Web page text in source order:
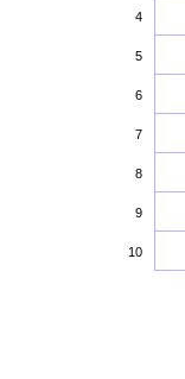
4
5
6
7
8
9
10